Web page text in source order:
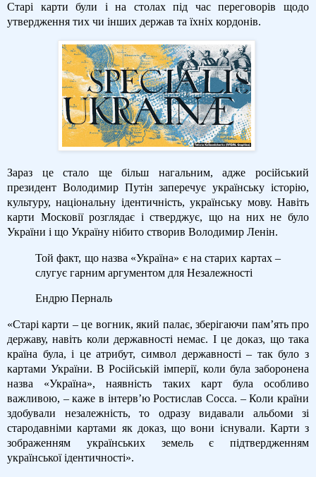
Старі карти були і на столах під час переговорів щодо
утвердження тих чи інших держав та їхніх кордонів.
Зараз це стало ще більш нагальним, адже російський
президент Володимир Путін заперечує українську історію,
культуру, національну ідентичність, українську мову. Навіть
карти Московії розглядає і стверджує, що на них не було
України і що Україну нібито створив Володимир Ленін.
Той факт, що назва «Україна» є на старих картах –
слугує гарним аргументом для Незалежності
Ендрю Перналь
«Старі карти – це вогник, який палає, зберігаючи пам’ять про
державу, навіть коли державності немає. І це доказ, що така
країна була, і це атрибут, символ державності – так було з
картами України. В Російській імперії, коли була заборонена
назва «Україна», наявність таких карт була особливо
важливою, – каже в інтерв’ю Ростислав Сосса. – Коли країни
здобували незалежність, то одразу видавали альбоми зі
стародавніми картами як доказ, що вони існували. Карти з
зображенням українських земель є підтвердженням
української ідентичності».